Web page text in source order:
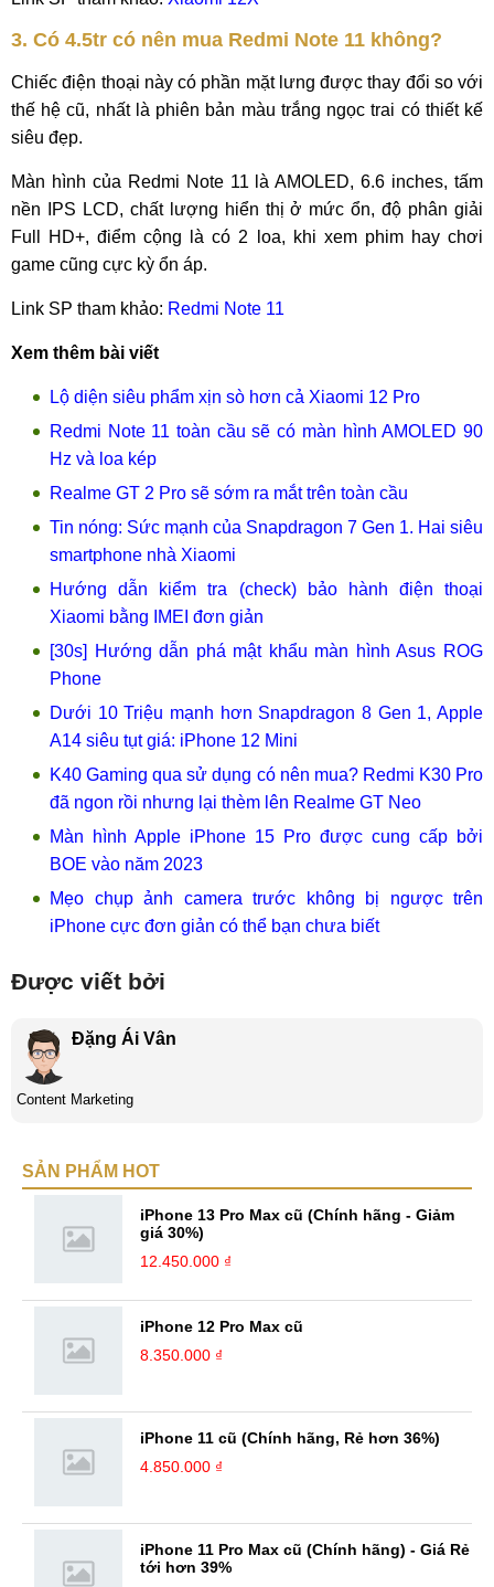
3. Có 4.5tr có nên mua Redmi Note 11 không?
Chiếc điện thoại này có phần mặt lưng được thay đổi so với
thế hệ cũ, nhất là phiên bản màu trắng ngọc trai có thiết kế
siêu đẹp.
Màn hình của Redmi Note 11 là AMOLED, 6.6 inches, tấm
nền IPS LCD, chất lượng hiển thị ở mức ổn, độ phân giải
Full HD+, điểm cộng là có 2 loa, khi xem phim hay chơi
game cũng cực kỳ ổn áp.
Link SP tham khảo: Redmi Note 11
Xem thêm bài viết
Lộ diện siêu phẩm xịn sò hơn cả Xiaomi 12 Pro
Redmi Note 11 toàn cầu sẽ có màn hình AMOLED 90
Hz và loa kép
Realme GT 2 Pro sẽ sớm ra mắt trên toàn cầu
Tin nóng: Sức mạnh của Snapdragon 7 Gen 1. Hai siêu
smartphone nhà Xiaomi
Hướng dẫn kiểm tra (check) bảo hành điện thoại
Xiaomi bằng IMEI đơn giản
[30s] Hướng dẫn phá mật khẩu màn hình Asus ROG
Phone
Dưới 10 Triệu mạnh hơn Snapdragon 8 Gen 1, Apple
A14 siêu tụt giá: iPhone 12 Mini
K40 Gaming qua sử dụng có nên mua? Redmi K30 Pro
đã ngon rồi nhưng lại thèm lên Realme GT Neo
Màn hình Apple iPhone 15 Pro được cung cấp bởi
BOE vào năm 2023
Mẹo chụp ảnh camera trước không bị ngược trên
iPhone cực đơn giản có thể bạn chưa biết
Được viết bởi
Đặng Ái Vân
Content Marketing
SẢN PHẨM HOT
iPhone 13 Pro Max cũ (Chính hãng - Giảm
giá 30%)
12.450.000 ₫
iPhone 12 Pro Max cũ
8.350.000 ₫
iPhone 11 cũ (Chính hãng, Rẻ hơn 36%)
4.850.000 ₫
iPhone 11 Pro Max cũ (Chính hãng) - Giá Rẻ
tới hơn 39%